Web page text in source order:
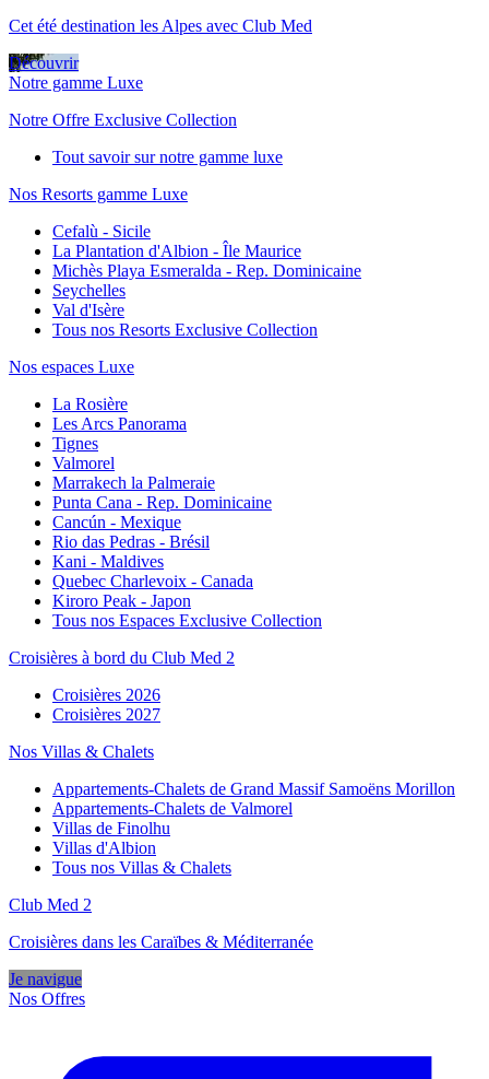
Cet été destination les Alpes avec Club Med
Découvrir
Notre gamme Luxe
Notre Offre Exclusive Collection
Tout savoir sur notre gamme luxe
Nos Resorts gamme Luxe
Cefalù - Sicile
La Plantation d'Albion - Île Maurice
Michès Playa Esmeralda - Rep. Dominicaine
Seychelles
Val d'Isère
Tous nos Resorts Exclusive Collection
Nos espaces Luxe
La Rosière
Les Arcs Panorama
Tignes
Valmorel
Marrakech la Palmeraie
Punta Cana - Rep. Dominicaine
Cancún - Mexique
Rio das Pedras - Brésil
Kani - Maldives
Quebec Charlevoix - Canada
Kiroro Peak - Japon
Tous nos Espaces Exclusive Collection
Croisières à bord du Club Med 2
Croisières 2026
Croisières 2027
Nos Villas & Chalets
Appartements-Chalets de Grand Massif Samoëns Morillon
Appartements-Chalets de Valmorel
Villas de Finolhu
Villas d'Albion
Tous nos Villas & Chalets
Club Med 2
Croisières dans les Caraïbes & Méditerranée
Je navigue
Nos Offres